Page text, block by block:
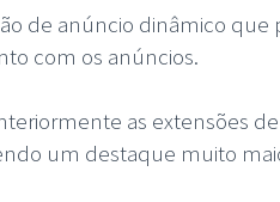
de anúncio dinâmico
com os anúncios.
as extensões
um destaque muito